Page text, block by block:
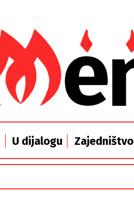
U dijalogu Zajedništvo